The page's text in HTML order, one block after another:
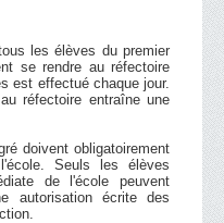
les élèves du premier
se rendre au réfectoire
est effectué chaque jour.
réfectoire entraîne une
doivent obligatoirement
Seuls les élèves
de l'école peuvent
autorisation écrite des